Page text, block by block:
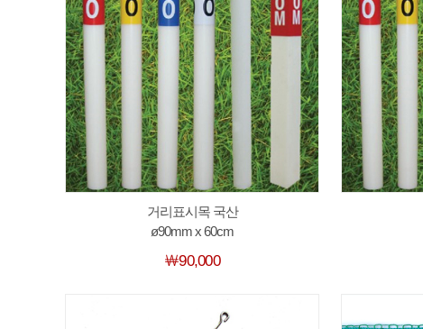
거리표시목 국산
ø90mm x 60cm
￦90,000